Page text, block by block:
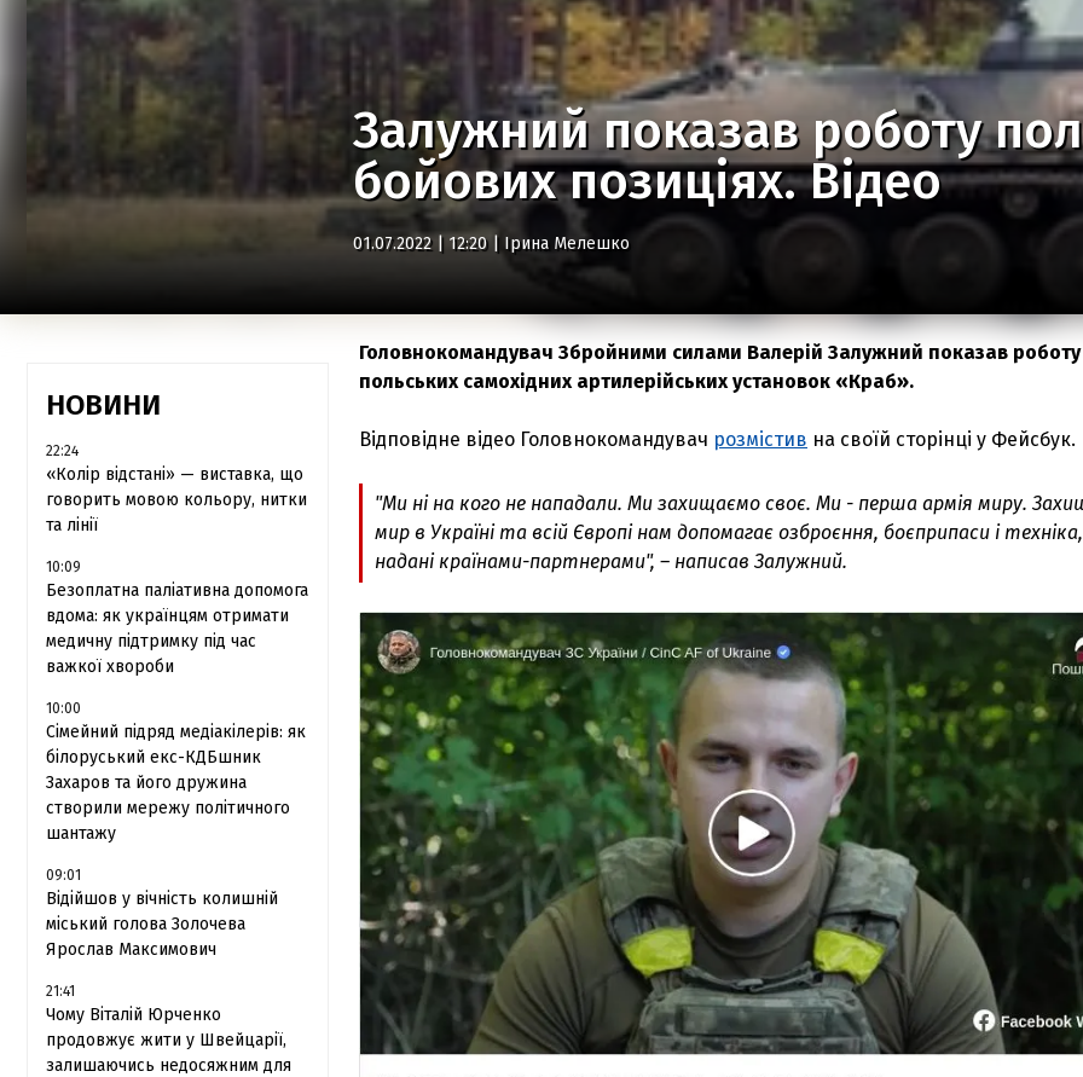
Залужний показав роботу
бойових позиціях. Відео
01.07.2022 | 12:20 | Ірина Мелешко
НОВИНИ
22:24
«Колір відстані» — виставка, що
говорить мовою кольору, нитки
та лінії
10:09
Безоплатна паліативна допомога
вдома: як українцям отримати
медичну підтримку під час
важкої хвороби
10:00
Сімейний підряд медіакілерів: як
білоруський екс-КДБшник
Захаров та його дружина
створили мережу політичного
шантажу
09:01
Відійшов у вічність колишній
міський голова Золочева
Ярослав Максимович
21:41
Чому Віталій Юрченко
продовжує жити у Швейцарії,
залишаючись недосяжним для
Головнокомандувач Збройними силами Валерій Залужний показав роботу
польських самохідних артилерійських установок «Краб».
Відповідне відео Головнокомандувач розмістив на своїй сторінці у Фейсбук.
"Ми ні на кого не нападали. Ми захищаємо своє. Ми - перша армія миру.
мир в Україні та всій Європі нам допомагає озброєння, боєприпаси і техніка,
надані країнами-партнерами", – написав Залужний.